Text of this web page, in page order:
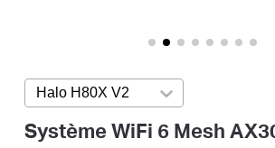
Halo H80X V2 Press enter to open
Système WiFi 6 Mesh